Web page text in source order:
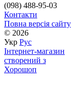
(098) 488-95-03
Контакти
Повна версія сайту
© 2026
Укр Рус
Інтернет-магазин
створений з
Хорошоп